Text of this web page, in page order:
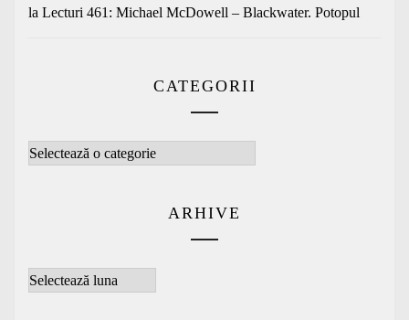
la Lecturi 461: Michael McDowell – Blackwater. Potopul
CATEGORII
Categorii
ARHIVE
Arhive